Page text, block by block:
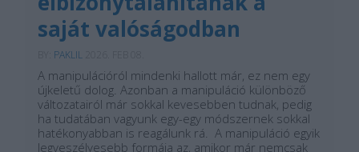
saját valóságodban
PAKLIL
A manipulációról mindenki hallott már, ez nem egy
újkeletű dolog. Azonban a manipuláció különböző
változatairól már sokkal kevesebben tudnak, pedig
ha tudatában vagyunk egy-egy módszernek sokkal
hatékonyabban is reagálunk rá. A manipuláció egyik
legveszélyesebb formája az, amikor már nemcsak